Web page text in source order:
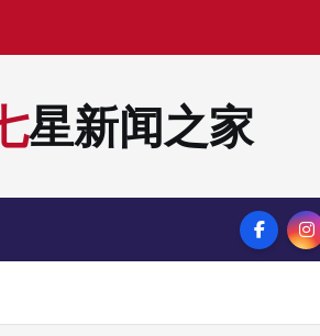
七星新闻之家